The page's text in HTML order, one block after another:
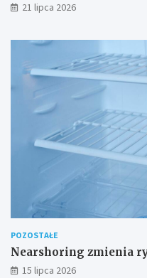
21 lipca 2026
POZOSTAŁE
Nearshoring zmienia
15 lipca 2026